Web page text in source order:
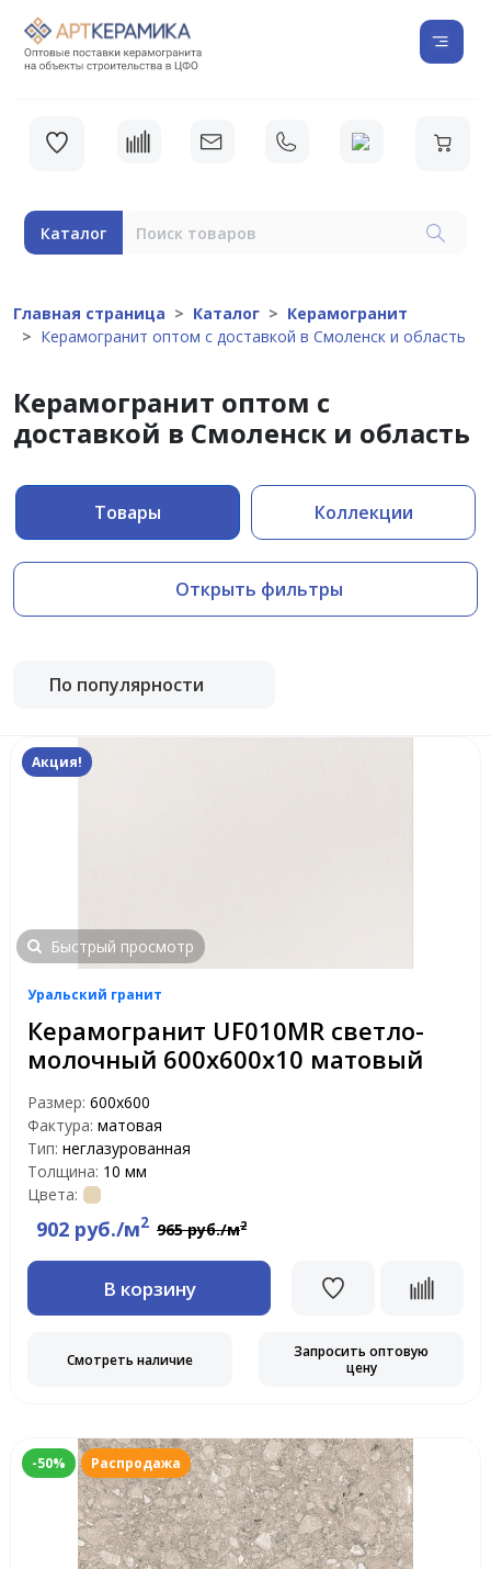
Каталог
Главная страница Каталог
Керамогранит
Керамогранит оптом с доставкой в Смоленск и область
Керамогранит оптом с
доставкой в Смоленск и область
Товары Коллекции
Открыть фильтры
По популярности
Акция!
Быстрый просмотр
Уральский гранит
Керамогранит UF010MR светло-
молочный 600х600х10 матовый
Размер: 600х600
Фактура: матовая
Тип: неглазурованная
Толщина: 10 мм
Цвета:
902 руб./м2 965 руб./м2
В корзину
Смотреть наличие
Запросить оптовую
цену
-50% Распродажа